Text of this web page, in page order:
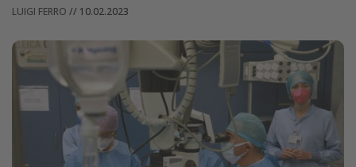
LUIGI FERRO // 10.02.2023